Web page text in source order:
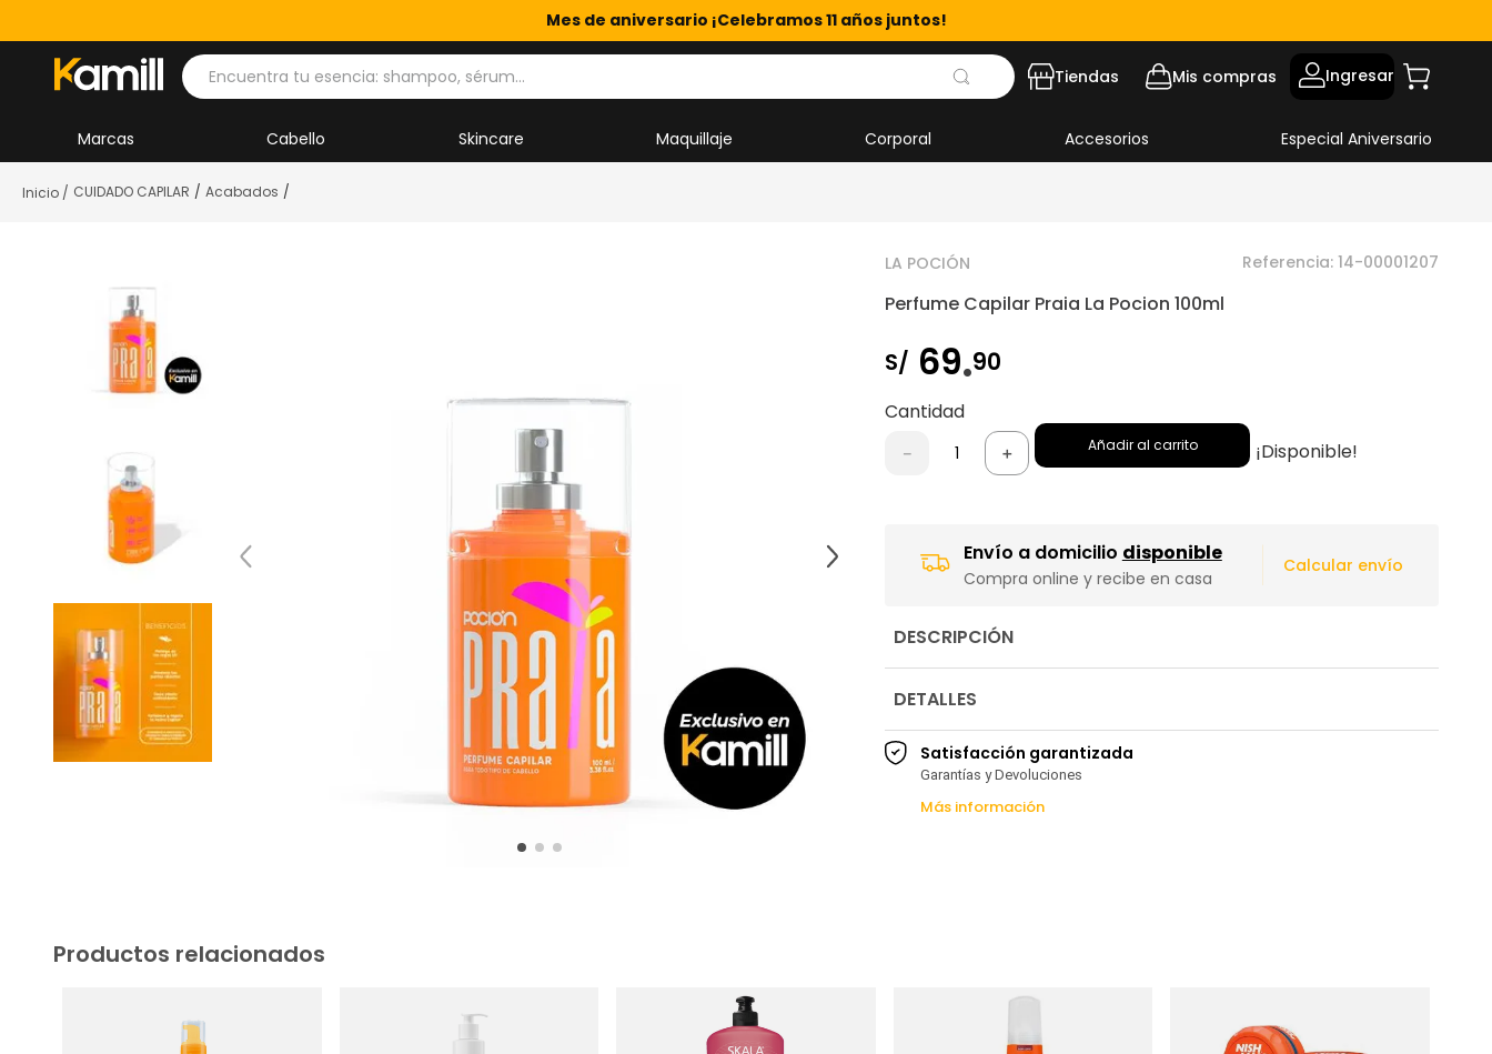
Mes de aniversario ¡Celebramos 11 años juntos!
Encuentra tu esencia: shampoo, sérum...
Tiendas Mis compras Ingresar
Marcas Cabello Skincare Maquillaje Corporal Accesorios Especial Aniversario
CUIDADO CAPILAR Acabados
LA POCIÓN Referencia: 14-00001207
Perfume Capilar Praia La Pocion 100ml
S/ 69.90
Cantidad
＋
－ Añadir al carrito ¡Disponible!
Envío a domicilio disponible
Compra online y recibe en casa | Calcular envío
DESCRIPCIÓN
DETALLES
Satisfacción garantizada
Garantías y Devoluciones
Más información
Productos relacionados